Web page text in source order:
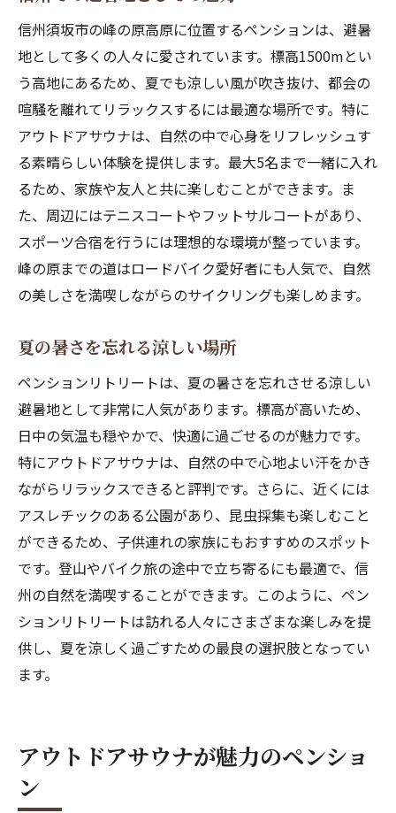
信州須坂市の峰の原高原に位置するペンションは、避暑
地として多くの人々に愛されています。標高1500mとい
う高地にあるため、夏でも涼しい風が吹き抜け、都会の
喧騒を離れてリラックスするには最適な場所です。特に
アウトドアサウナは、自然の中で心身をリフレッシュす
る素晴らしい体験を提供します。最大5名まで一緒に入れ
るため、家族や友人と共に楽しむことができます。ま
た、周辺にはテニスコートやフットサルコートがあり、
スポーツ合宿を行うには理想的な環境が整っています。
峰の原までの道はロードバイク愛好者にも人気で、自然
の美しさを満喫しながらのサイクリングも楽しめます。
夏の暑さを忘れる涼しい場所
ペンションリトリートは、夏の暑さを忘れさせる涼しい
避暑地として非常に人気があります。標高が高いため、
日中の気温も穏やかで、快適に過ごせるのが魅力です。
特にアウトドアサウナは、自然の中で心地よい汗をかき
ながらリラックスできると評判です。さらに、近くには
アスレチックのある公園があり、昆虫採集も楽しむこと
ができるため、子供連れの家族にもおすすめのスポット
です。登山やバイク旅の途中で立ち寄るにも最適で、信
州の自然を満喫することができます。このように、ペン
ションリトリートは訪れる人々にさまざまな楽しみを提
供し、夏を涼しく過ごすための最良の選択肢となってい
ます。
アウトドアサウナが魅力のペンショ
ン